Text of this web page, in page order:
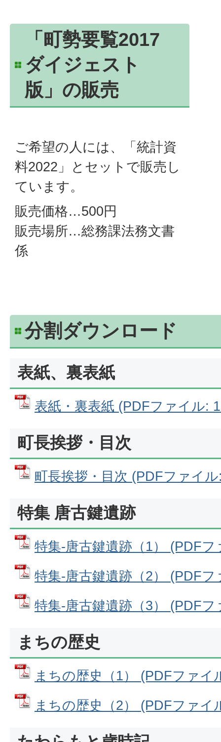
「町勢要覧2017
ダイジェスト
版」の販売
ご希望の人には、「統計資
料2022」とセットで販売し
ています。
販売価格…500円
販売場所…総務課法務文書
係
分割ダウンロード
表紙、裏表紙
表紙・裏表紙 (PDFファイル:
町長挨拶・目次
町長挨拶・目次 (PDFファイ
特集 唐古鍵遺跡
特集-唐古鍵遺跡（1） (PDF
特集-唐古鍵遺跡（2） (PDF
特集-唐古鍵遺跡（3） (PDF
まちの歴史
まちの歴史（1） (PDFファイ
まちの歴史（2） (PDFファイ